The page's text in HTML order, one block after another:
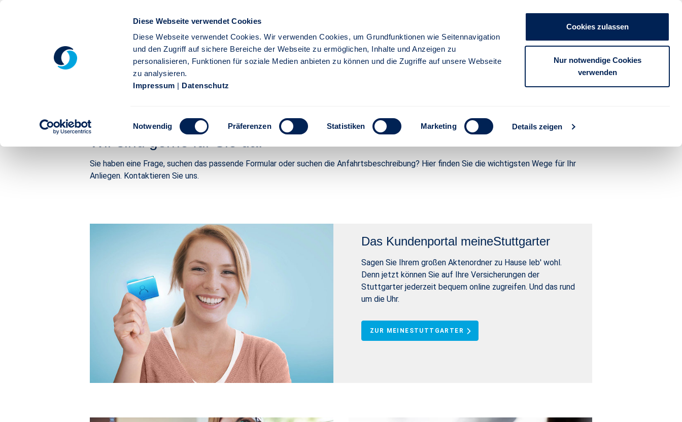
Diese Webseite verwendet Cookies
Diese Webseite verwendet Cookies. Wir verwenden Cookies, um Grundfunktionen wie Seitennavigation
und den Zugriff auf sichere Bereiche der Webseite zu ermöglichen, Inhalte und Anzeigen zu
personalisieren, Funktionen für soziale Medien anbieten zu können und die Zugriffe auf unsere Webseite
zu analysieren.
Impressum | Datenschutz
Einwilligungsauswahl
Notwendig Präferenzen Statistiken Marketing Details zeigen
Cookies zulassen
Nur notwendige Cookies
verwenden
Unternehmen Presse Kontakt
FÜR PARTNER FÜR KUNDEN
Firmenkunden Service Karriere
Kundenservice | Stuttgarter Versicherung - Stuttgarter
Sie haben eine Frage, suchen das passende Formular oder suchen die Anfahrtsbeschreibung? Hier finden Sie die wichtigsten Wege für Ihr
Anliegen. Kontaktieren Sie uns.
Das Kundenportal meineStuttgarter
Sagen Sie Ihrem großen Aktenordner zu Hause leb' wohl.
Denn jetzt können Sie auf Ihre Versicherungen der
Stuttgarter jederzeit bequem online zugreifen. Und das rund
um die Uhr.
ZUR MEINESTUTTGARTER